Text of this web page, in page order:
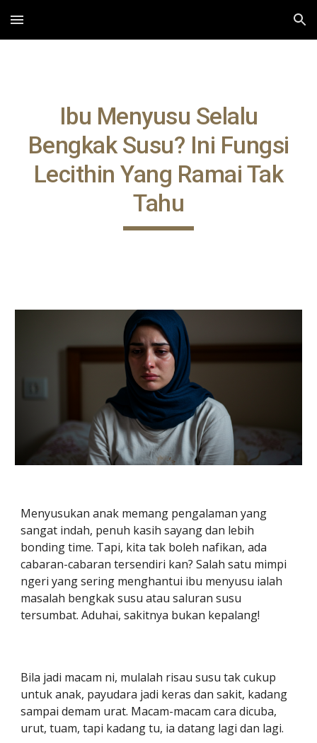
Skip to main content Skip to navigation
Ibu Menyusu Selalu
Bengkak Susu? Ini Fungsi
Lecithin Yang Ramai Tak
Tahu
Menyusukan anak memang pengalaman yang
sangat indah, penuh kasih sayang dan lebih
bonding time. Tapi, kita tak boleh nafikan, ada
cabaran-cabaran tersendiri kan? Salah satu mimpi
ngeri yang sering menghantui ibu menyusu ialah
masalah bengkak susu atau saluran susu
tersumbat. Aduhai, sakitnya bukan kepalang!
Bila jadi macam ni, mulalah risau susu tak cukup
untuk anak, payudara jadi keras dan sakit, kadang
sampai demam urat. Macam-macam cara dicuba,
urut, tuam, tapi kadang tu, ia datang lagi dan lagi.